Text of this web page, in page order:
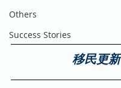
Others
Success Stories
移民更新